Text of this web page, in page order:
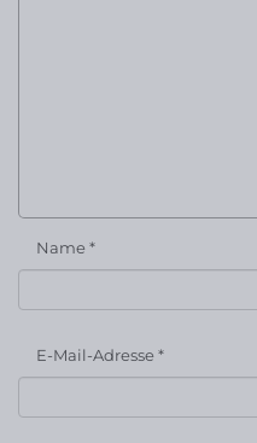
Name*
E-Mail-Adresse*